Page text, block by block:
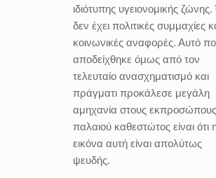
ιδιότυπης υγειονομικής ζώνης.
δεν έχει πολιτικές συμμαχίες
κοινωνικές αναφορές. Αυτό
αποδείχθηκε όμως από τον
τελευταίο ανασχηματισμό και
πράγματι προκάλεσε μεγάλη
αμηχανία στους
παλαιού καθεστώτος είναι ότι
εικόνα αυτή είναι απολύτως
ψευδής.